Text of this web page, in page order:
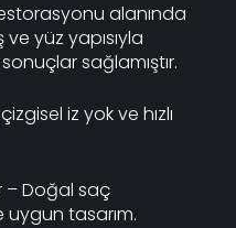
alanında
yüz yapısıyla
sağlamıştır.
iz yok ve hızlı
– Doğal saç
uygun tasarım.